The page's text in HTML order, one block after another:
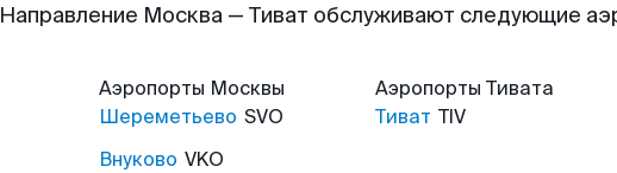
Направление Москва — Тиват обслуживают следующие
Аэропорты Москвы
Шереметьево SVO
Внуково VKO
Аэропорты Тивата
Тиват TIV